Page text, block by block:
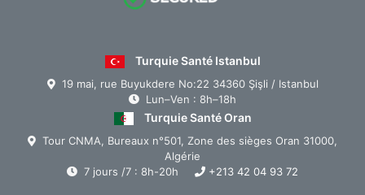
Turquie Santé Istanbul
19 mai, rue Buyukdere No:22 34360 Şişli / Istanbul
Lun–Ven : 8h–18h
Turquie Santé Oran
Tour CNMA, Bureaux n°501, Zone des sièges Oran 31000,
Algérie
7 jours /7 : 8h-20h
+213 42 04 93 72